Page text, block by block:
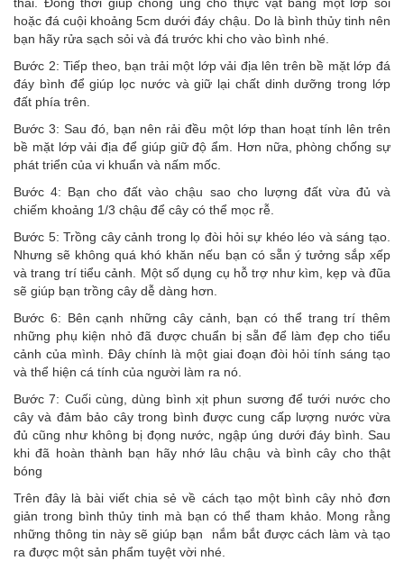
hoặc đá cuội khoảng 5cm dưới đáy chậu. Do là bình thủy tinh nên
bạn hãy rửa sạch sỏi và đá trước khi cho vào bình nhé.
Bước 2: Tiếp theo, bạn trải một lớp vải địa lên trên bề mặt lớp đá
đáy bình để giúp lọc nước và giữ lại chất dinh dưỡng trong lớp
đất phía trên.
Bước 3: Sau đó, bạn nên rải đều một lớp than hoạt tính lên trên
bề mặt lớp vải địa để giúp giữ độ ẩm. Hơn nữa, phòng chống sự
phát triển của vi khuẩn và nấm mốc.
Bước 4: Bạn cho đất vào chậu sao cho lượng đất vừa đủ và
chiếm khoảng 1/3 chậu để cây có thể mọc rễ.
Bước 5: Trồng cây cảnh trong lọ đòi hỏi sự khéo léo và sáng tạo.
Nhưng sẽ không quá khó khăn nếu bạn có sẵn ý tưởng sắp xếp
và trang trí tiểu cảnh. Một số dụng cụ hỗ trợ như kìm, kẹp và đũa
sẽ giúp bạn trồng cây dễ dàng hơn.
Bước 6: Bên cạnh những cây cảnh, bạn có thể trang trí thêm
những phụ kiện nhỏ đã được chuẩn bị sẵn để làm đẹp cho tiểu
cảnh của mình. Đây chính là một giai đoạn đòi hỏi tính sáng tạo
và thể hiện cá tính của người làm ra nó.
Bước 7: Cuối cùng, dùng bình xịt phun sương để tưới nước cho
cây và đảm bảo cây trong bình được cung cấp lượng nước vừa
đủ cũng như không bị đọng nước, ngập úng dưới đáy bình. Sau
khi đã hoàn thành bạn hãy nhớ lâu chậu và bình cây cho thật
bóng
Trên đây là bài viết chia sẻ về cách tạo một bình cây nhỏ đơn
giản trong bình thủy tinh mà bạn có thể tham khảo. Mong rằng
những thông tin này sẽ giúp bạn nắm bắt được cách làm và tạo
ra được một sản phẩm tuyệt vời nhé.